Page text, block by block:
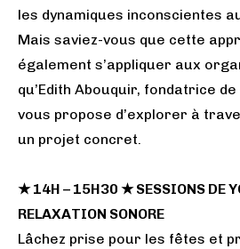
les dynamiques inconscientes
Mais saviez-vous que cette
également s’appliquer aux
qu’Edith Abouquir, fondatrice de
vous propose d’explorer à
un projet concret.
★ 14H – 15H30 ★ SESSIONS DE
RELAXATION SONORE
Lâchez prise pour les fêtes et